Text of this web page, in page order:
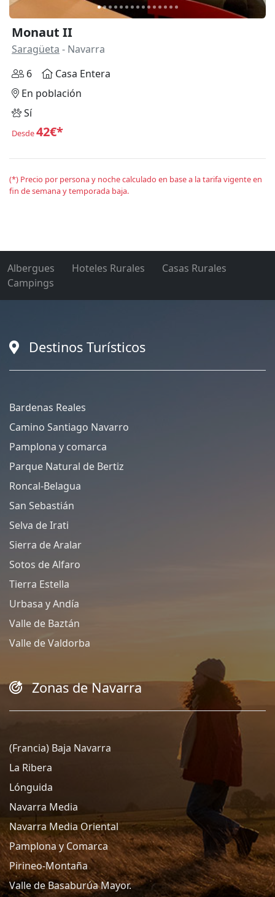
Monaut II
Saragüeta - Navarra
6
Casa Entera
En población
Sí
Desde42€*
(*) Precio por persona y noche calculado en base a la tarifa vigente en
fin de semana y temporada baja.
Albergues Hoteles Rurales
Casas Rurales
Campings
Destinos Turísticos
Bardenas Reales
Camino Santiago Navarro
Pamplona y comarca
Parque Natural de Bertiz
Roncal-Belagua
San Sebastián
Selva de Irati
Sierra de Aralar
Sotos de Alfaro
Tierra Estella
Urbasa y Andía
Valle de Baztán
Valle de Valdorba
Zonas de Navarra
(Francia) Baja Navarra
La Ribera
Lónguida
Navarra Media
Navarra Media Oriental
Pamplona y Comarca
Pirineo-Montaña
Valle de Basaburúa Mayor.